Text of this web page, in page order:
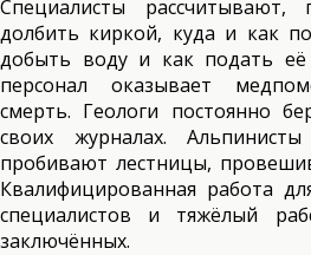
Специалисты
долбить киркой, куда и как
добыть воду и как подать её
персонал оказывает
смерть. Геологи постоянно
своих журналах.
пробивают лестницы,
Квалифицированная работа
специалистов и тяжёлый
заключённых.